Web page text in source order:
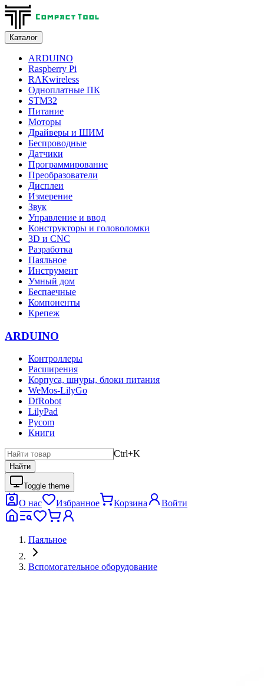
Каталог
ARDUINO
Raspberry Pi
RAKwireless
Одноплатные ПК
STM32
Питание
Моторы
Драйверы и ШИМ
Беспроводные
Датчики
Программирование
Преобразователи
Дисплеи
Измерение
Звук
Управление и ввод
Конструкторы и головоломки
3D и CNC
Разработка
Паяльное
Инструмент
Умный дом
Беспаечные
Компоненты
Крепеж
ARDUINO
Контроллеры
Расширения
Корпуса, шнуры, блоки питания
WeMos-LilyGo
DfRobot
LilyPad
Pycom
Книги
Ctrl+K
Найти
Toggle theme
О нас Избранное Корзина Войти
Паяльное
Вспомогательное оборудование